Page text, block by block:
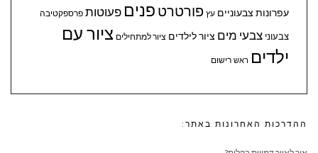
עפרונות צבעוניים עץ פורטרט פנים פעוטות פרספקטיבה
צבעוני צבעי מים ציור לילדים ציור למתחילים ציור עם
ילדים ראש רישום
ההדרכות האחרונות באתר: